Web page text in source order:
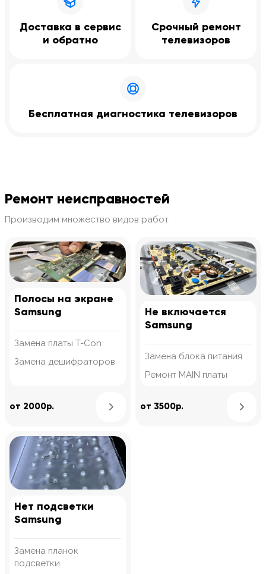
Доставка в сервис
и обратно
Срочный ремонт
телевизоров
Бесплатная диагностика телевизоров
Ремонт неисправностей
Производим множество видов работ
Полосы на экране
Samsung
Замена платы T-Con
Замена дешифраторов
от 2000р. Узнать подробнее
Не включается
Samsung
Замена блока питания
Ремонт MAIN платы
от 3500р.
Нет подсветки
Samsung
Замена планок
подсветки